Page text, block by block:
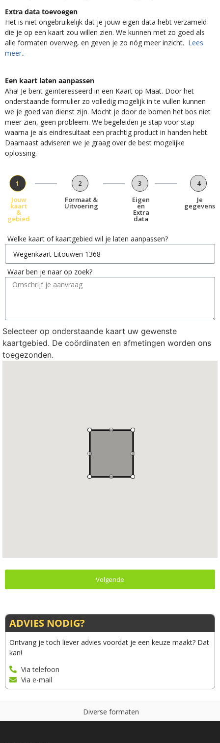
Extra data toevoegen
Het is niet ongebruikelijk dat je jouw eigen data hebt verzameld
die je op een kaart zou willen zien. We kunnen met zo goed als
alle formaten overweg, en geven je zo nóg meer inzicht. Lees
meer..
Een kaart laten aanpassen
Aha! Je bent geïnteresseerd in een Kaart op Maat. Door het
onderstaande formulier zo volledig mogelijk in te vullen kunnen
we je goed van dienst zijn. Mocht je door de bomen het bos niet
meer zien, geen probleem. We begeleiden je stap voor stap
waarna je als eindresultaat een prachtig product in handen hebt.
Daarnaast adviseren we je graag over de best mogelijke
oplossing.
1
Jouw
kaart
&
gebied
2
Formaat &
Uitvoering
3
Eigen
en
Extra
data
4
Je
gegevens
Welke kaart of kaartgebied wil je laten aanpassen?
Waar ben je naar op zoek?
Selecteer op onderstaande kaart uw gewenste
kaartgebied. De coördinaten en afmetingen worden ons
toegezonden.
Volgende
ADVIES NODIG?
Ontvang je toch liever advies voordat je een keuze maakt? Dat
kan!
Via telefoon
Via e-mail
Diverse formaten